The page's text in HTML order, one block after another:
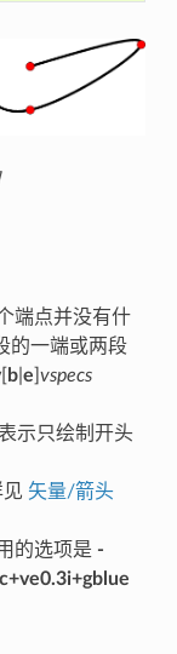
端点并没有什
的一端或两段
[ b| e vspecs
示只绘制开头
矢量/箭头
的选项是 -